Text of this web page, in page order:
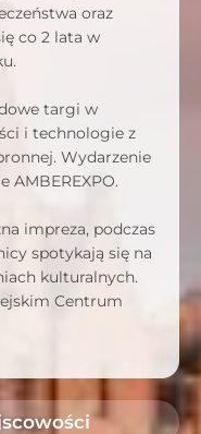
oraz
co 2 lata w
targi w
i technologie z
Wydarzenie
AMBEREXPO.
impreza, podczas
spotykają się na
kulturalnych.
Centrum